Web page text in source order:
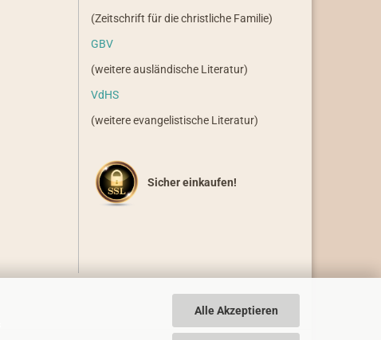
Alle Akzeptieren
(Zeitschrift für die christliche Familie)
GBV
(weitere ausländische Literatur)
VdHS
(weitere evangelistische Literatur)
Sicher einkaufen!